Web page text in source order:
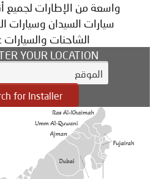
واسعة من الإطارات لجميع
سيارات السيدان وسيارات
الشاحنات والسيارات
YOUR LOCATION
for Installer